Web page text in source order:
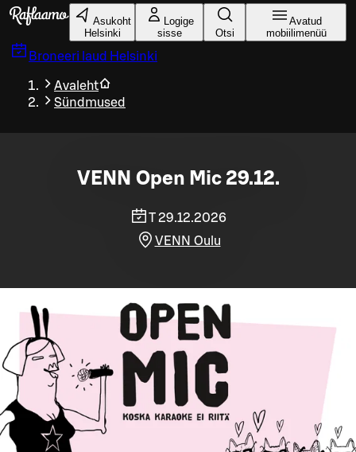
Liigu peamise sisu juurde
Asukoht
Helsinki
Logige
sisse
Otsi
Avatud
mobiilimenüü
Broneeri laud Helsinki
Avaleht
Sündmused
VENN Open Mic 29.12.
T 29.12.2026
VENN Oulu